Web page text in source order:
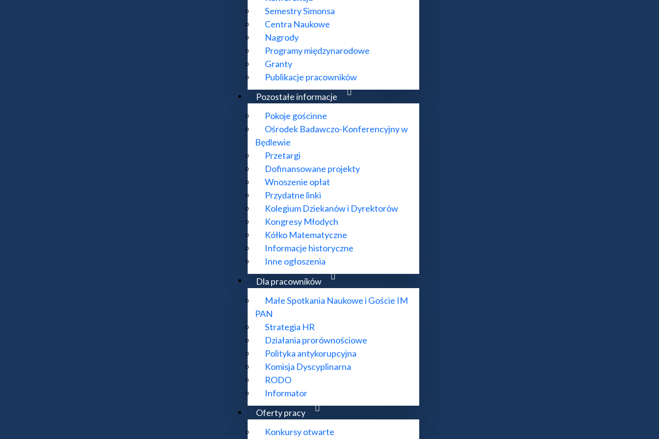
Semestry Simonsa
Centra Naukowe
Nagrody
Programy międzynarodowe
Granty
Publikacje pracowników
Pozostałe informacje
Pokoje gościnne
Ośrodek Badawczo-Konferencyjny w
Będlewie
Przetargi
Dofinansowane projekty
Wnoszenie opłat
Przydatne linki
Kolegium Dziekanów i Dyrektorów
Kongresy Młodych
Kółko Matematyczne
Informacje historyczne
Inne ogłoszenia
Dla pracowników
Małe Spotkania Naukowe i Goście IM
PAN
Strategia HR
Działania prorównościowe
Polityka antykorupcyjna
Komisja Dyscyplinarna
RODO
Informator
Oferty pracy
Konkursy otwarte
Metody wariacyjne i PDE